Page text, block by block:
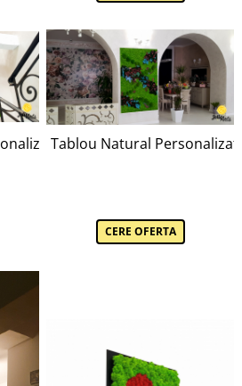
cu licheni, mușchi
Tablou Natural Personalizat
CERE OFERTA